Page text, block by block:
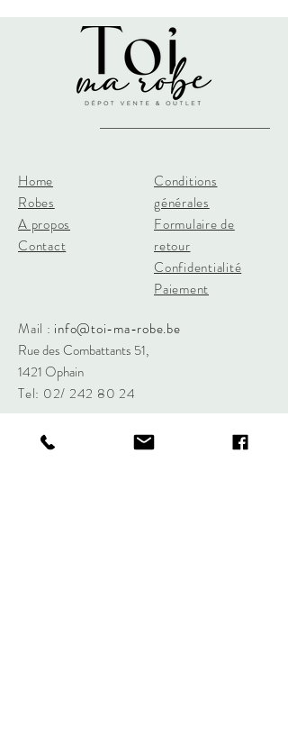
Home
Robes
A propos
Contact
Conditions
générales
Formulaire de
retour
Confidentialité
Paiement
Mail : info@toi-ma-robe.be
Rue des Combattants 51,
1421 Ophain
Tel: 02/ 242 80 24